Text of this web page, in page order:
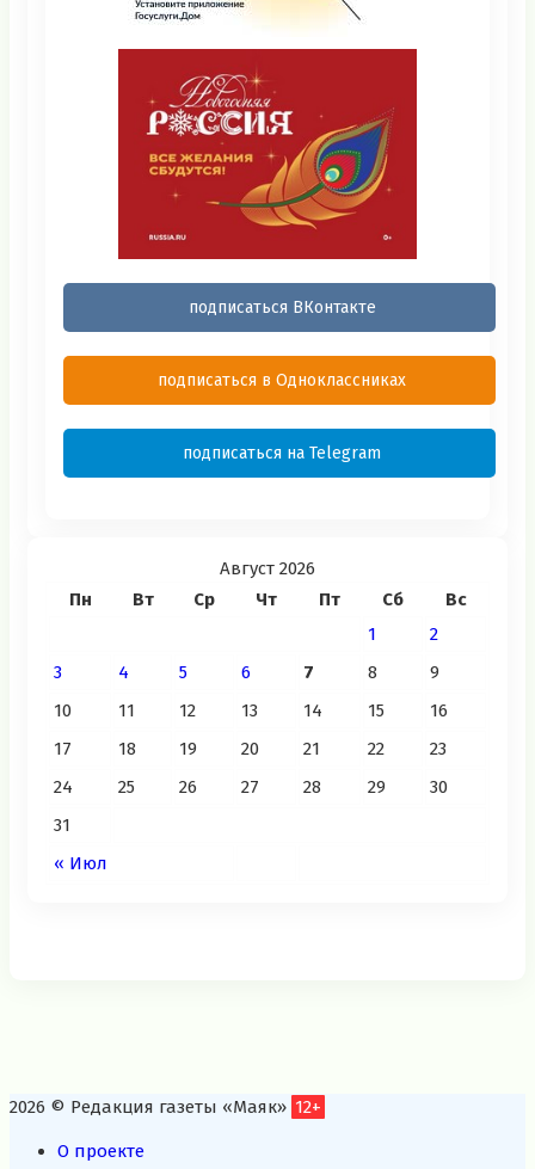
подписаться ВКонтакте
подписаться в Одноклассниках
подписаться на Telegram
Август 2026
Пн
Вт Ср Чт Пт Сб Вс
« Июл
1
2
3
4 5 6 7 8
9
10
11 12 13 14 15
16
17
18 19 20 21 22
23
24
25 26 27 28 29
30
31
2026 © Редакция газеты «Маяк» 12+
О проекте